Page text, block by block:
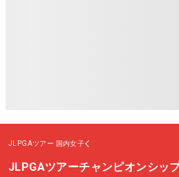
JLPGAツアー 国内女子
JLPGAツアーチャンピオンシッ